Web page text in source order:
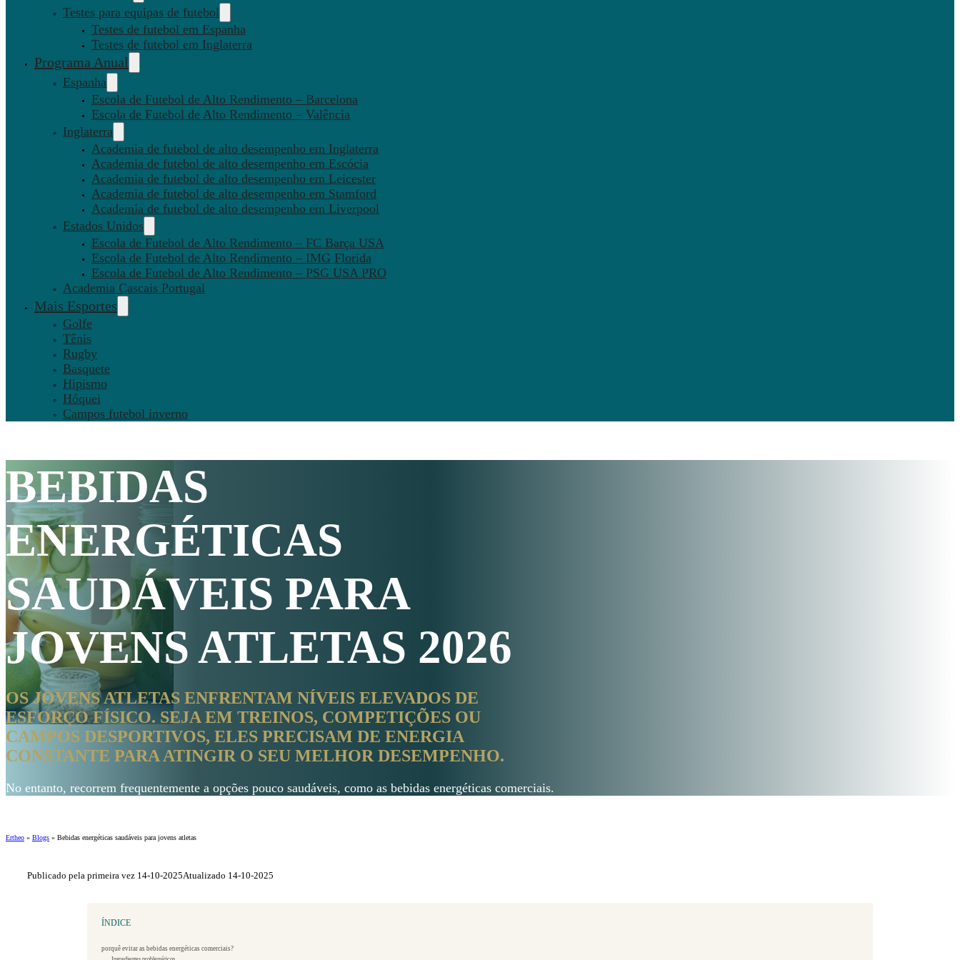
Testes para equipas de futebol
Testes de futebol em Espanha
Testes de futebol em Inglaterra
Programa Anual
Espanha
Escola de Futebol de Alto Rendimento – Barcelona
Escola de Futebol de Alto Rendimento – Valência
Inglaterra
Academia de futebol de alto desempenho em Inglaterra
Academia de futebol de alto desempenho em Escócia
Academia de futebol de alto desempenho em Leicester
Academia de futebol de alto desempenho em Stamford
Academia de futebol de alto desempenho em Liverpool
Estados Unidos
Escola de Futebol de Alto Rendimento – FC Barça USA
Escola de Futebol de Alto Rendimento – IMG Florida
Escola de Futebol de Alto Rendimento – PSG USA PRO
Academia Cascais Portugal
Mais Esportes
Golfe
Tênis
Rugby
Basquete
Hipismo
Hóquei
Campos futebol inverno
BEBIDAS
ENERGÉTICAS
SAUDÁVEIS ​​PARA
JOVENS ATLETAS 2026
OS JOVENS ATLETAS ENFRENTAM NÍVEIS ELEVADOS DE
ESFORÇO FÍSICO. SEJA EM TREINOS, COMPETIÇÕES OU
CAMPOS DESPORTIVOS, ELES PRECISAM DE ENERGIA
CONSTANTE PARA ATINGIR O SEU MELHOR DESEMPENHO.
No entanto, recorrem frequentemente a opções pouco saudáveis, como as bebidas energéticas comerciais.
Ertheo » Blogs » Bebidas energéticas saudáveis para jovens atletas
Publicado pela primeira vez 14-10-2025Atualizado 14-10-2025
ÍNDICE
porquê evitar as bebidas energéticas comerciais?